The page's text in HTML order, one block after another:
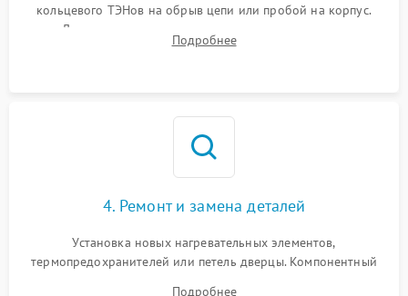
кольцевого ТЭНов на обрыв цепи или пробой на корпус.
Диагностика термостата, датчиков температуры,
переключателя режимов и мотора конвекции.
Подробнее
4. Ремонт и замена деталей
Установка новых нагревательных элементов,
термопредохранителей или петель дверцы. Компонентный
Подробнее